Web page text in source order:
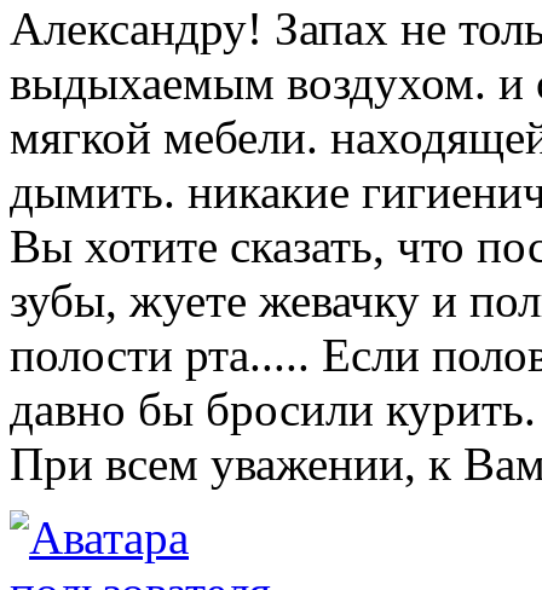
Александру! Запах не
выдыхаемым воздухом. и
мягкой мебели.
дымить. никакие
Вы хотите сказать, что
зубы, жуете жевачку и
полости рта..... Если
давно бы бросили курить.
При всем уважении, к